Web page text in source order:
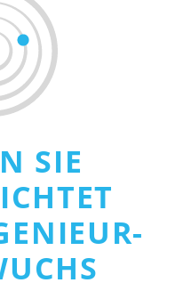
SIE